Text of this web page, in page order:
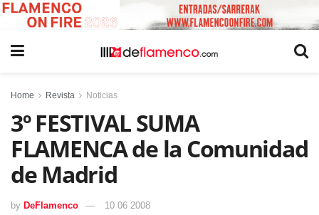
Home Revista Noticias
3º FESTIVAL SUMA
FLAMENCA de la Comunidad
de Madrid
by DeFlamenco 10 06 2008